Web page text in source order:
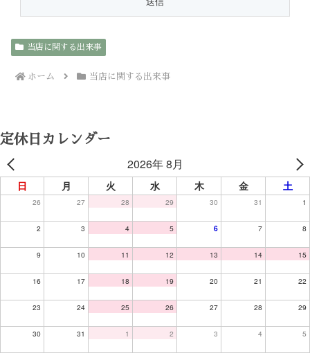
当店に関する出来事
ホーム 当店に関する出来事
定休日カレンダー
2026年 8月
日 月 火 水 木 金 土
26 27 28 29 30 31 1
2 3 4 5 6 7 8
9 10 11 12 13 14 15
16 17 18 19 20 21 22
23 24 25 26 27 28 29
30 31 1 2 3 4 5